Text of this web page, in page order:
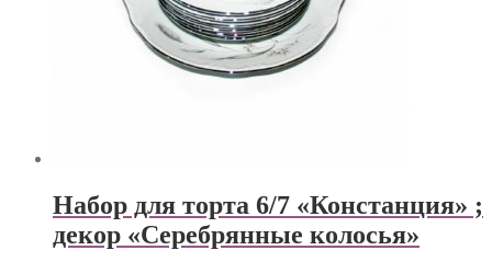
Набор для торта 6/7 «Констанция» ;
декор «Серебрянные колосья»